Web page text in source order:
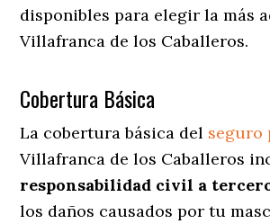
disponibles para elegir la más
Villafranca de los Caballeros.
Cobertura Básica
La cobertura básica del seguro
Villafranca de los Caballeros
responsabilidad civil a
los daños causados por tu